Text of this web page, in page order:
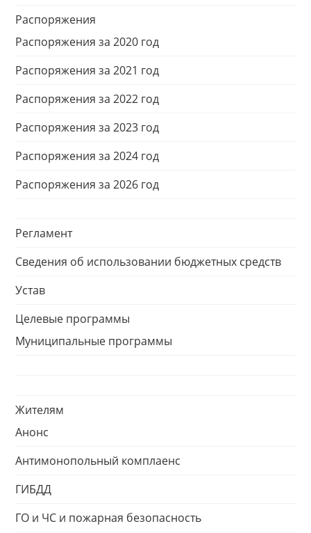
Распоряжения
Распоряжения за 2020 год
Распоряжения за 2021 год
Распоряжения за 2022 год
Распоряжения за 2023 год
Распоряжения за 2024 год
Распоряжения за 2026 год
Регламент
Сведения об использовании бюджетных средств
Устав
Целевые программы
Муниципальные программы
Жителям
Анонс
Антимонопольный комплаенс
ГИБДД
ГО и ЧС и пожарная безопасность